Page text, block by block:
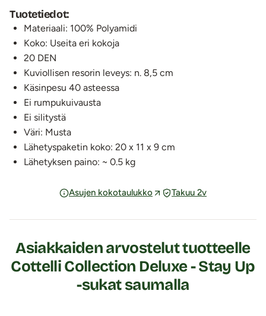
Tuotetiedot:
Materiaali: 100% Polyamidi
Koko: Useita eri kokoja
20 DEN
Kuviollisen resorin leveys: n. 8,5 cm
Käsinpesu 40 asteessa
Ei rumpukuivausta
Ei silitystä
Väri: Musta
Lähetyspaketin koko: 20 x 11 x 9 cm
Lähetyksen paino: ~ 0.5 kg
Asujen kokotaulukko Takuu 2v
Asiakkaiden arvostelut tuotteelle
Cottelli Collection Deluxe - Stay Up
-sukat saumalla